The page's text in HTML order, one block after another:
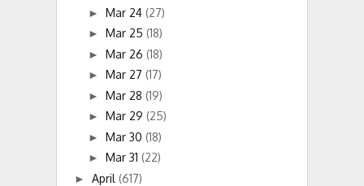
► Mar 24 (27)
► Mar 25 (18)
► Mar 26 (18)
► Mar 27 (17)
► Mar 28 (19)
► Mar 29 (25)
► Mar 30 (18)
► Mar 31 (22)
► April (617)